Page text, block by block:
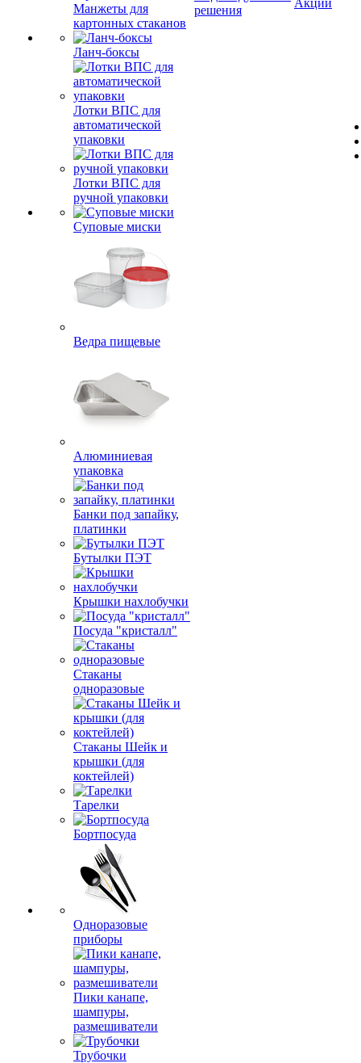
Манжеты для
картонных стаканов
Ланч-боксы
Лотки ВПС для
автоматической
упаковки
Лотки ВПС для
ручной упаковки
Суповые миски
Ведра пищевые
Алюминиевая
упаковка
Банки под запайку,
платинки
Бутылки ПЭТ
Крышки нахлобучки
Посуда "кристалл"
Стаканы
одноразовые
Стаканы Шейк и
крышки (для
коктейлей)
Тарелки
Бортпосуда
Одноразовые
приборы
Пики канапе,
шампуры,
размешиватели
Трубочки
решения
Акции